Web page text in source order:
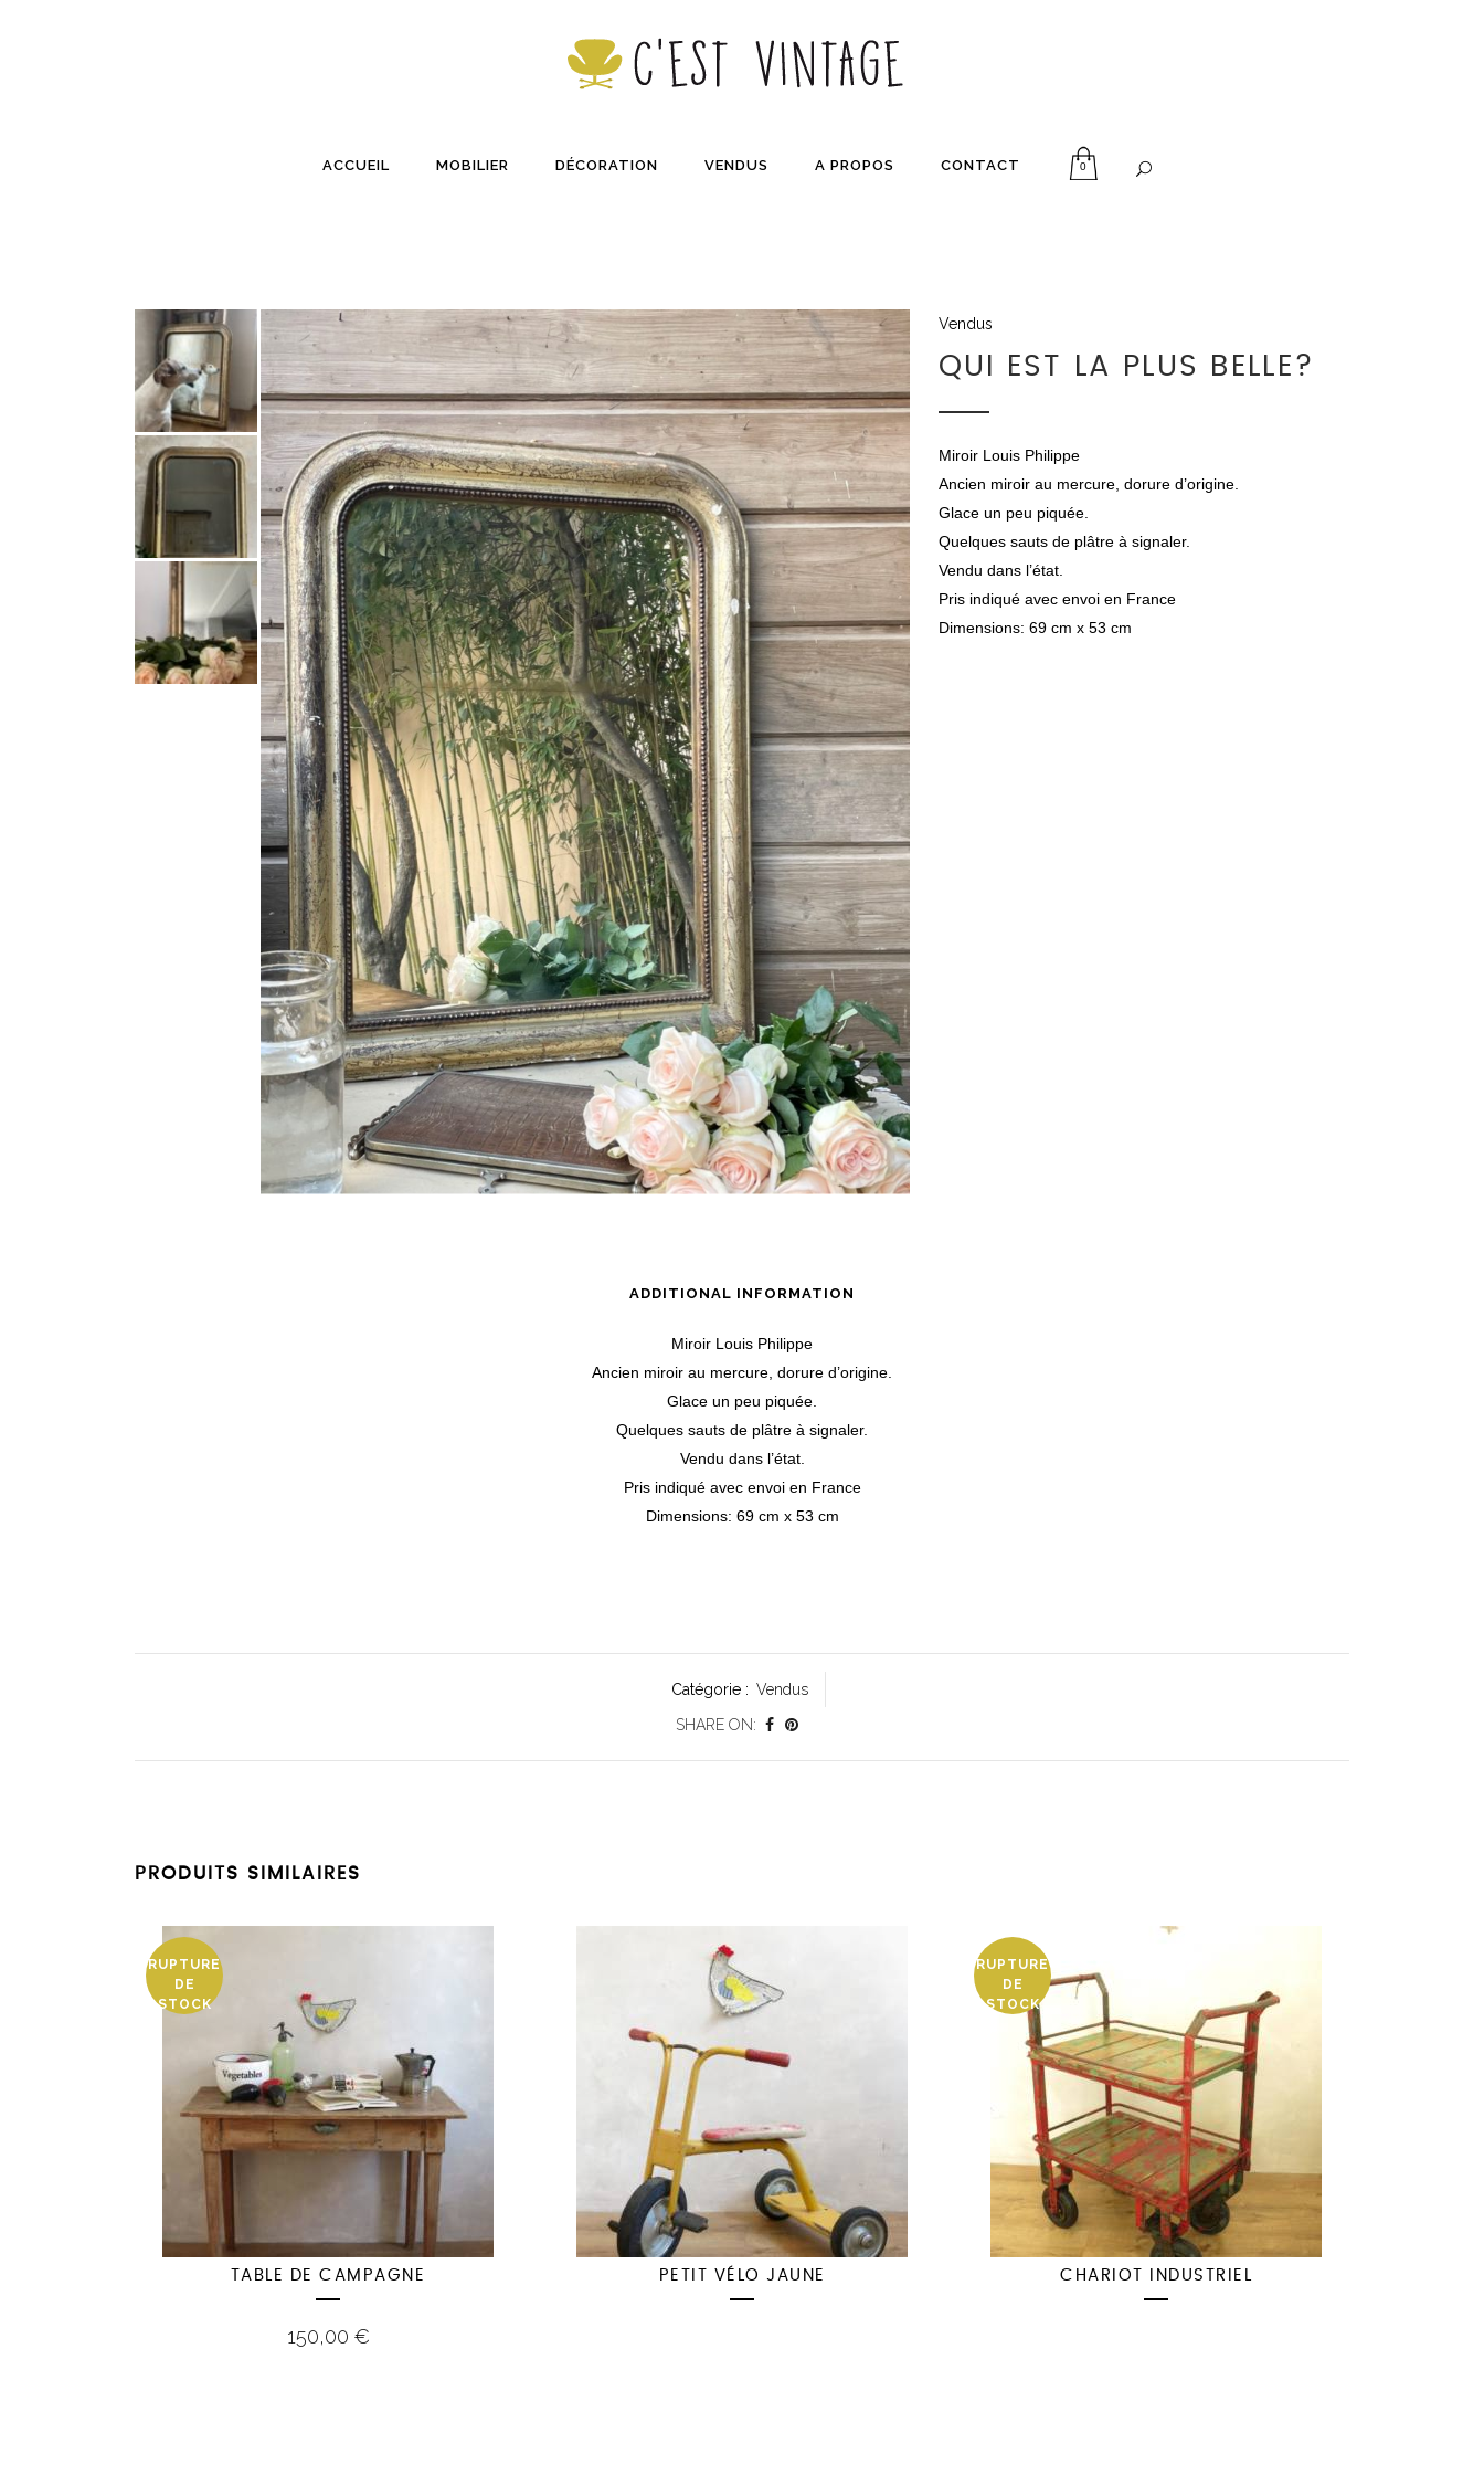
ACCUEIL MOBILIER DÉCORATION VENDUS A PROPOS CONTACT 0
Vendus
QUI EST LA PLUS BELLE?
Miroir Louis Philippe
Ancien miroir au mercure, dorure d’origine.
Glace un peu piquée.
Quelques sauts de plâtre à signaler.
Vendu dans l’état.
Pris indiqué avec envoi en France
Dimensions: 69 cm x 53 cm
ADDITIONAL INFORMATION
Miroir Louis Philippe
Ancien miroir au mercure, dorure d’origine.
Glace un peu piquée.
Quelques sauts de plâtre à signaler.
Vendu dans l’état.
Pris indiqué avec envoi en France
Dimensions: 69 cm x 53 cm
Catégorie : Vendus
SHARE ON:
PRODUITS SIMILAIRES
RUPTURE
DE
STOCK
TABLE DE CAMPAGNE
150,00 €
PETIT VÉLO JAUNE
RUPTURE
DE
STOCK
CHARIOT INDUSTRIEL